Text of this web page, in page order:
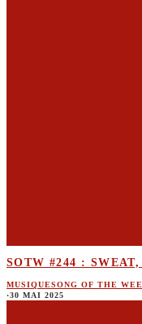
SOTW #244 :
MUSIQUESONG OF THE
·30 MAI 2025